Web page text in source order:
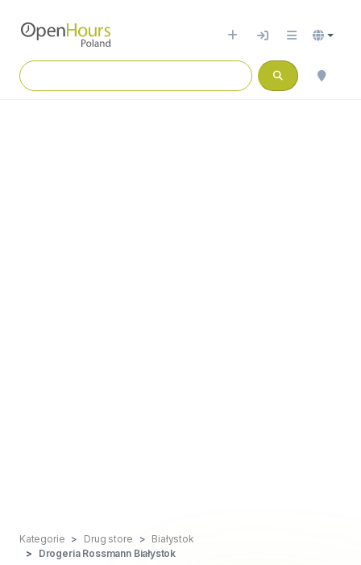
Kategorie Drug store
Białystok
Drogeria Rossmann Białystok